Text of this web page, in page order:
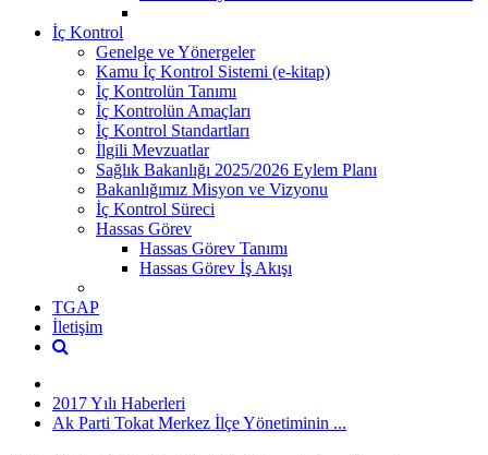
İç Kontrol
Genelge ve Yönergeler
Kamu İç Kontrol Sistemi (e-kitap)
İç Kontrolün Tanımı
İç Kontrolün Amaçları
İç Kontrol Standartları
İlgili Mevzuatlar
Sağlık Bakanlığı 2025/2026 Eylem Planı
Bakanlığımız Misyon ve Vizyonu
İç Kontrol Süreci
Hassas Görev
Hassas Görev Tanımı
Hassas Görev İş Akışı
TGAP
İletişim
2017 Yılı Haberleri
Ak Parti Tokat Merkez İlçe Yönetiminin ...